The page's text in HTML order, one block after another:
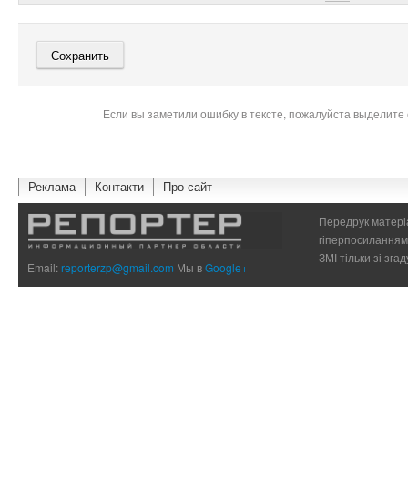
Если вы заметили ошибку в тексте, пожалуйста
Реклама Контакти Про сайт
Email:reporterzp@gmail.com Мы вGoogle+
Передрук
ЗМІ тільки зі